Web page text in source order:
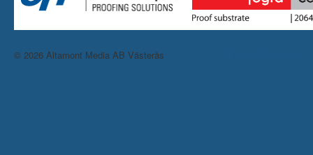
© 2026 Altamont Media AB Västerås